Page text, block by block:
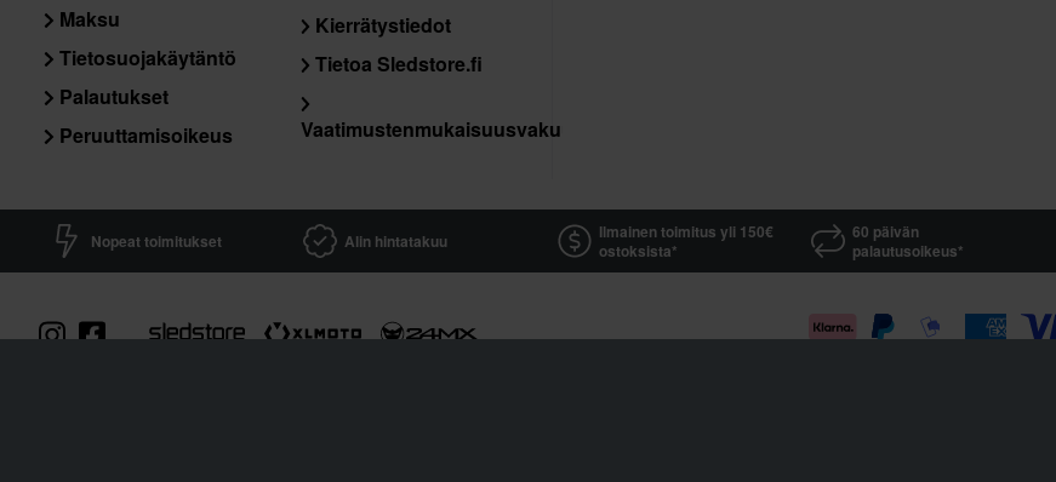
Maksu
Tietosuojakäytäntö
Palautukset
Peruuttamisoikeus
Kierrätystiedot
Tietoa Sledstore.fi
Vaatimustenmukaisuusvakuutus
Nopeat toimitukset Alin hintatakuu
Ilmainen toimitus yli 150€
ostoksista*
60 päivän
palautusoikeus*